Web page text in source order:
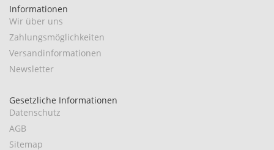
Informationen
Wir über uns
Zahlungsmöglichkeiten
Versandinformationen
Newsletter
Gesetzliche Informationen
Datenschutz
AGB
Sitemap